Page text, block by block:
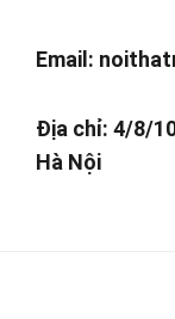
Email:
Địa chỉ: 4/8/
Hà Nội